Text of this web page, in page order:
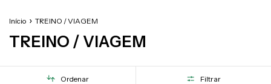
Início TREINO / VIAGEM
TREINO / VIAGEM
Ordenar Filtrar